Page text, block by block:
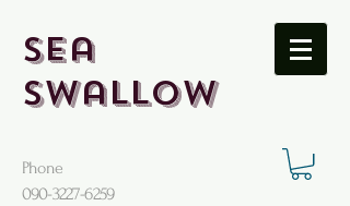
Sea
Swallow
Phone
​090-3227-6259